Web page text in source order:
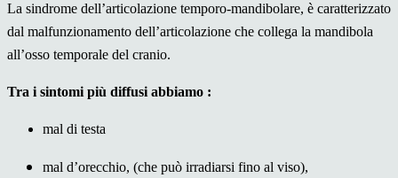
La sindrome dell’articolazione temporo-mandibolare, è caratterizzato
dal malfunzionamento dell’articolazione che collega la mandibola
all’osso temporale del cranio.
Tra i sintomi più diffusi abbiamo :
mal di testa
mal d’orecchio, (che può irradiarsi fino al viso),